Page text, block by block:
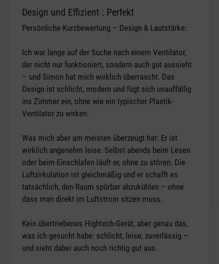
Review with rating of 5 out of 5 stars
Design und Effizient : Perfekt
Persönliche Kurzbewertung – Design & Lautstärke:
Ich war lange auf der Suche nach einem Ventilator,
der nicht nur funktioniert, sondern auch gut aussieht
– und Simon hat mich wirklich überrascht. Das
Design ist schlicht, modern und fügt sich unauffällig
ins Zimmer ein, ohne wie ein typischer Plastik-
Ventilator zu wirken.
Was mich aber am meisten überzeugt hat: Er ist
wirklich angenehm leise. Selbst abends beim Lesen
oder beim Einschlafen läuft er, ohne zu stören. Die
Luftzirkulation ist gleichmäßig und er schafft es
tatsächlich, den Raum spürbar abzukühlen – ohne
dass man direkt im Luftstrom sitzen muss.
Kein übertriebenes Hightech-Gerät, aber genau das,
was ich gesucht habe: schlicht, leise, zuverlässig –
und sieht dabei auch noch richtig gut aus.